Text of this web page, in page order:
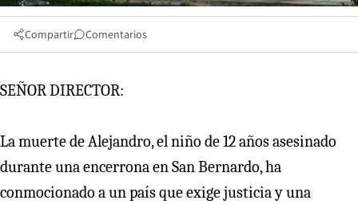
Compartir Comentarios
SEÑOR DIRECTOR:
La muerte de Alejandro, el niño de 12 años asesinado
durante una encerrona en San Bernardo, ha
conmocionado a un país que exige justicia y una